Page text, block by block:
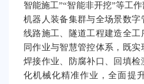
智能施工”“智能非开挖”等工
机器人装备集群与全场景数
线路施工、隧道工程建造全
同作业与智慧管控体系，既实
焊接作业、防腐补口、回填
化机械化精准作业，全面提